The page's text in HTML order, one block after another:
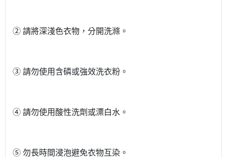
② 請將深淺色衣物，分開洗滌。
③ 請勿使用含磷或強效洗衣粉。
④ 請勿使用酸性洗劑或漂白水。
⑤ 勿長時間浸泡避免衣物互染。